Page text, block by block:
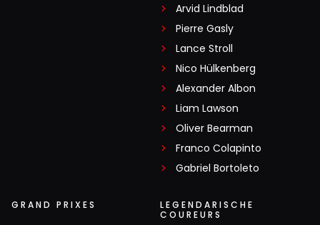
Arvid Lindblad
Pierre Gasly
Lance Stroll
Nico Hülkenberg
Alexander Albon
Liam Lawson
Oliver Bearman
Franco Colapinto
Gabriel Bortoleto
GRAND PRIXES
LEGENDARISCHE
COUREURS